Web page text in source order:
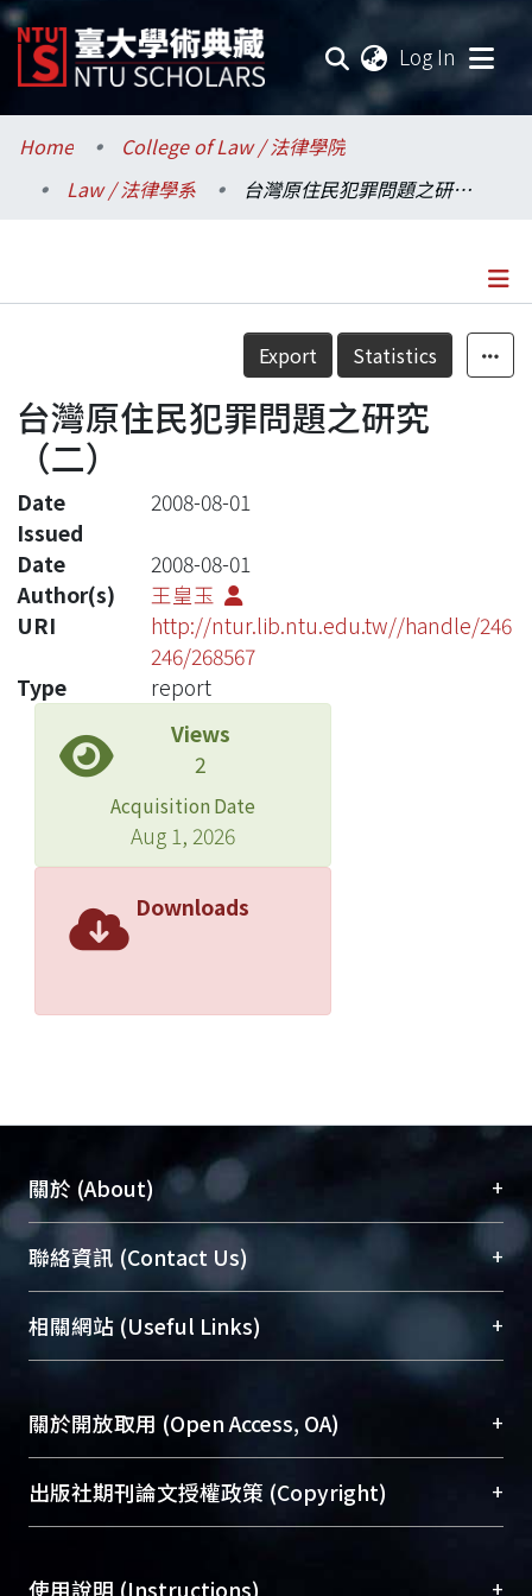
Log In
Communities & Collections
Research Outputs
Statistics
Home
College of Law / 法律學院
Law / 法律學系
台灣原住民犯罪問題之研究（二）
Details
Export Statistics
台灣原住民犯罪問題之研究
（二）
Date
Issued
2008-08-01
Date
2008-08-01
Author(s)
王皇玉
URI
http://ntur.lib.ntu.edu.tw//handle/246
246/268567
Type
report
Views
2
Acquisition Date
Aug 1, 2026
Downloads
關於 (About) +
臺大位居世界頂尖大學之列，為永久珍藏及向國際
展現本校豐碩的研究成果及學術能量，圖書館整合
機構典藏（NTUR）與學術庫（AH）不同功能平
台，成為臺大學術典藏NTU scholars。期能整合研
究能量、促進交流合作、保存學術產出、推廣研究
成果。
To permanently archive and promote researcher
profiles and scholarly works, Library integrates the
services of “NTU Repository” with “Academic
聯絡資訊 (Contact Us) +
總館學科館員(Main Library)
醫學圖書館學科館員(Medical Library)
(Social
Sciences Library)
相關網站 (Useful Links) +
關於開放取用 (Open Access, OA) +
開放取用是從使用者角度提升資訊取用性的社會運
動，應用在學術研究上是透過將研究著作公開供使
用逐年攀升。同時可加速研究發展、提升研究影響
出版社期刊論文授權政策 (Copyright) +
使用說明 (Instructions) +